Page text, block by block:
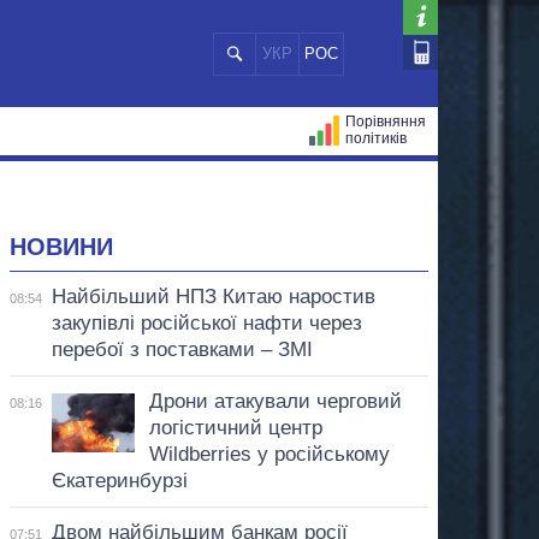
УКР РОС
Порівняння
політиків
НОВИНИ
08:54
Найбільший НПЗ Китаю наростив
закупівлі російської нафти через
перебої з поставками – ЗМІ
08:16
Дрони атакували черговий
логістичний центр
Wildberries у російському
Єкатеринбурзі
07:51
Двом найбільшим банкам росії